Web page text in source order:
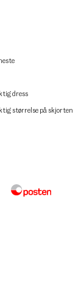
dress
størrelse på skjorten